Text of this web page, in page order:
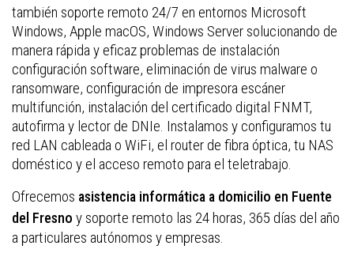
también soporte remoto 24/7 en entornos Microsoft
Windows, Apple macOS, Windows Server solucionando de
manera rápida y eficaz problemas de instalación
configuración software, eliminación de virus malware o
ransomware, configuración de impresora escáner
multifunción, instalación del certificado digital FNMT,
autofirma y lector de DNIe. Instalamos y configuramos tu
red LAN cableada o WiFi, el router de fibra óptica, tu NAS
doméstico y el acceso remoto para el teletrabajo.
Ofrecemos asistencia informática a domicilio en Fuente
del Fresno y soporte remoto las 24 horas, 365 días del año
a particulares autónomos y empresas.